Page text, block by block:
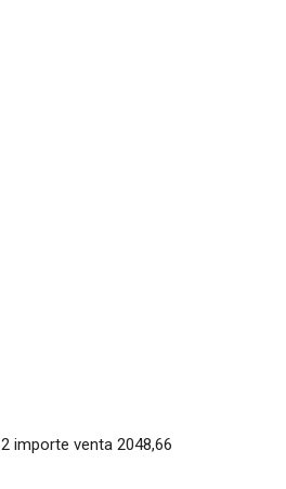
importe venta 2048,66